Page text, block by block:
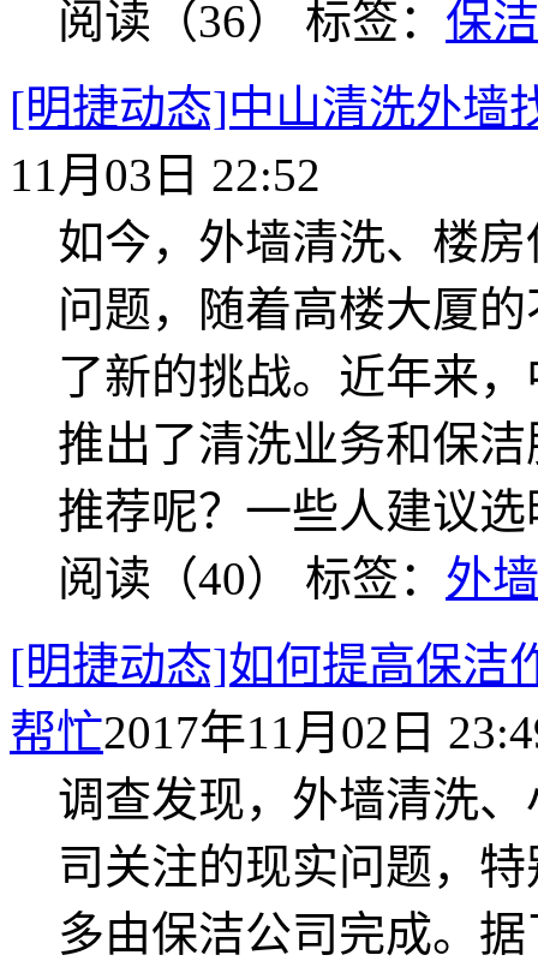
阅读（36） 标签： 保
[明捷动态]中山清洗外墙
11月03日 22:52
如今，外墙清洗、楼
问题，随着高楼大厦
了新的挑战。近年来
推出了清洗业务和保
推荐呢？一些人建议
阅读（40） 标签： 外
[明捷动态]如何提高保洁
帮忙2017年11月02日
调查发现，外墙清洗
司关注的现实问题，
多由保洁公司完成。